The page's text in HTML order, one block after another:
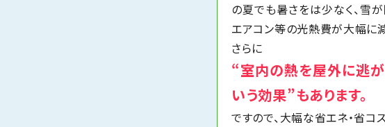
の夏でも暑さをは少なく、雪
エアコン等の光熱費が大幅に
さらに
“室内の熱を屋外に逃
いう効果”もあります。
ですので、大幅な省エネ・省コ